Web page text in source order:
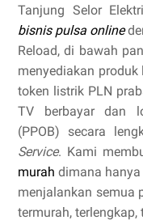
Tanjung Selor
bisnis pulsa online
Reload, di bawah
menyediakan produk
token listrik PLN
TV berbayar dan
(PPOB) secara
Service. Kami
murah dimana
menjalankan semua
termurah, terlengkap,